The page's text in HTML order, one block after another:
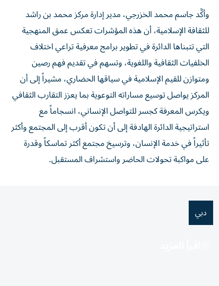
وأكَّد جاسم محمد الخزرجي، مدير إدارة مركز محمد بن راشد
للثقافة الإسلامية، أن هذه المؤشرات تعكس عمق المنهجية
التي تتبناها الدائرة في تطوير برامج معرفية تراعي اختلاف
الخلفيات الثقافية واللغوية، وتسهم في تقديم فهم رصين
ومتوازن للقيم الإسلامية في سياقها الحضاري، مشيراً إلى أن
المركز يواصل توسيع مساراته التوعوية بما يعزز التقارب الثقافي
ويكرس المعرفة كجسر للتواصل الإنساني، انسجاماً مع
استراتيجية الدائرة الهادفة إلى أن تكون أقرب إلى المجتمع وأكثر
تأثيراً في خدمة الإنسان، وترسيخ مجتمع أكثر تماسكاً وقدرة
على مواكبة تحولات الحاضر واستشراف المستقبل.
دبي